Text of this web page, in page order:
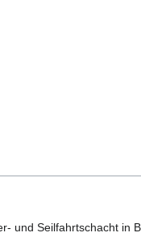
und Seilfahrtschacht in